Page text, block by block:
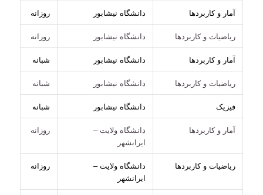
آمار و کاربردها دانشگاه نیشابور روزانه
ریاضیات و کاربردها دانشگاه نیشابور روزانه
آمار و کاربردها دانشگاه نیشابور شبانه
ریاضیات و کاربردها دانشگاه نیشابور شبانه
فیزیک دانشگاه نیشابور شبانه
آمار و کاربردها
دانشگاه ولایت –
ایرانشهر
روزانه
ریاضیات و کاربردها
دانشگاه ولایت –
ایرانشهر
روزانه